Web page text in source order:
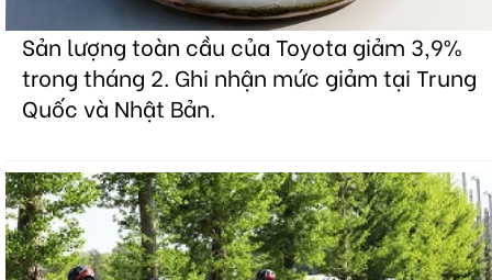
Sản lượng toàn cầu của Toyota giảm 3,9%
trong tháng 2. Ghi nhận mức giảm tại Trung
Quốc và Nhật Bản.